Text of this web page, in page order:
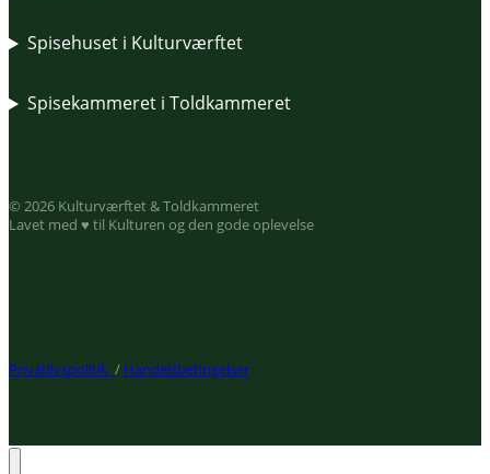
Spisehuset i Kulturværftet
Spisekammeret i Toldkammeret
© 2026 Kulturværftet & Toldkammeret
Lavet med ♥ til Kulturen og den gode oplevelse
Privatlivspolitik / Handelsbetingelser